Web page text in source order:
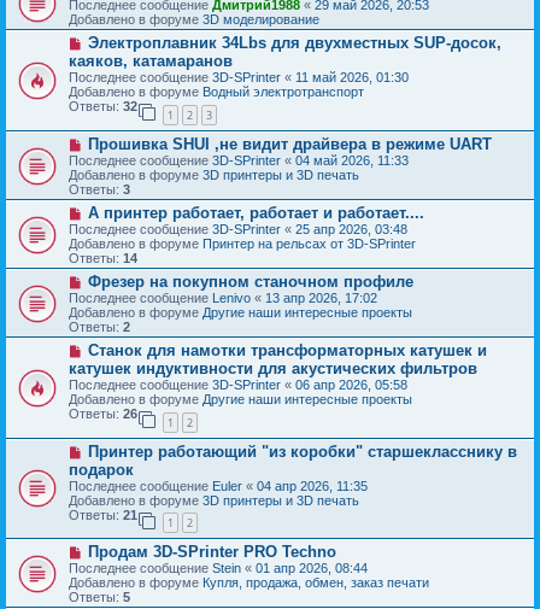
е
б
щ
е
н
и
е
в
о
е
с
о
о
б
е
и
е
Последнее сообщение Дмитрий1988 « 29 май 2026, 20:53
Добавлено в форуме 3D моделирование
Н
в
о
е
с
о
б
щ
е
н
и
е
Электроплавник 34Lbs для двухместных SUP-досок,
каяков, катамаранов
Последнее сообщение 3D-SPrinter « 11 май 2026, 01:30
Добавлено в форуме Водный электротранспорт
Ответы: 32
1 2 3
Н
о
в
о
е
с
о
о
б
щ
е
н
и
е
Прошивка SHUI ,не видит драйвера в режиме UART
Последнее сообщение 3D-SPrinter « 04 май 2026, 11:33
Добавлено в форуме 3D принтеры и 3D печать
Ответы: 3
Н
о
в
о
е
с
о
о
б
щ
е
н
и
е
А принтер работает, работает и работает....
Последнее сообщение 3D-SPrinter « 25 апр 2026, 03:48
Добавлено в форуме Принтер на рельсах от 3D-SPrinter
Ответы: 14
Н
о
в
о
е
с
о
о
б
щ
е
н
е
Фрезер на покупном станочном профиле
Последнее сообщение Lenivo « 13 апр 2026, 17:02
Добавлено в форуме Другие наши интересные проекты
Ответы: 2
Н
в
о
е
с
о
щ
е
н
и
е
Станок для намотки трансформаторных катушек и
катушек индуктивности для акустических фильтров
Последнее сообщение 3D-SPrinter « 06 апр 2026, 05:58
Добавлено в форуме Другие наши интересные проекты
Ответы: 26
1 2
Н
в
о
е
с
о
о
б
щ
е
Принтер работающий "из коробки" старшекласснику в
подарок
Последнее сообщение Euler « 04 апр 2026, 11:35
Добавлено в форуме 3D принтеры и 3D печать
Ответы: 21
1 2
Н
о
в
о
Продам 3D-SPrinter PRO Techno
Последнее сообщение Stein « 01 апр 2026, 08:44
Добавлено в форуме Купля, продажа, обмен, заказ печати
Ответы: 5